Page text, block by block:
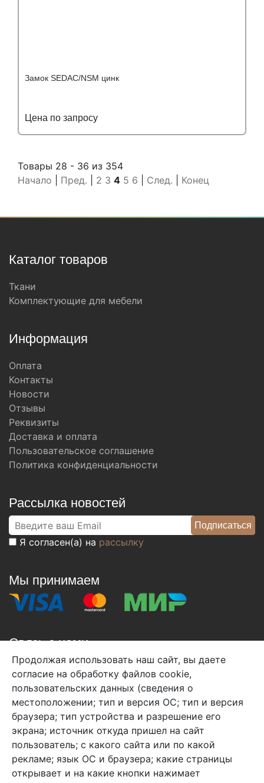
Замок SEDAC/NSM цинк
Цена по запросу
Товары 28 - 36 из 354
Начало
Пред. 2 3 4 5 6 След. Конец
Каталог товаров
Ткани
Комплектующие для мебели
Информация
Оплата
Контакты
Новости
Отзывы
Реквизиты
Доставка и оплата
Пользовательское соглашение
Политика конфиденциальности
Рассылка новостей
Я согласен(а) на рассылку
Мы принимаем
Связь с нами
+7 (495) 933-38-08
info@arben-textile.ru- оптовые продажи
Арбен текстиль г. Щелково, пер.
1-й Советский д.25, владение 2.
Продолжая использовать наш сайт, вы даете
согласие на обработку файлов cookie,
пользовательских данных (сведения о
местоположении; тип и версия ОС; тип и версия
браузера; тип устройства и разрешение его
экрана; источник откуда пришел на сайт
пользователь; с какого сайта или по какой
рекламе; язык ОС и браузера; какие страницы
открывает и на какие кнопки нажимает